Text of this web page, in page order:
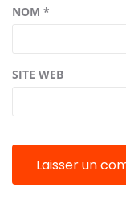
NOM *
SITE WEB